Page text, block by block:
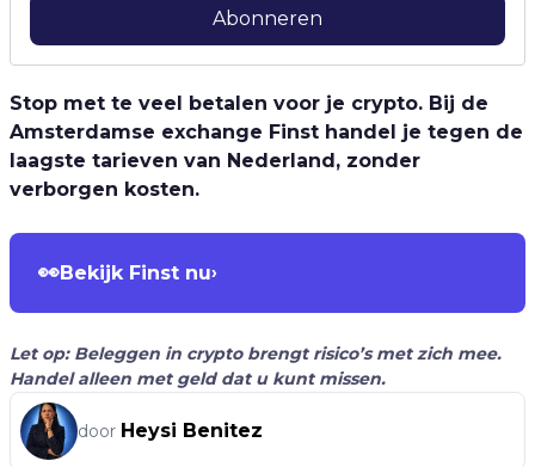
Abonneren
Stop met te veel betalen voor je crypto. Bij de
Amsterdamse exchange Finst handel je tegen de
laagste tarieven van Nederland, zonder
verborgen kosten.
👀Bekijk Finst nu›
Let op: Beleggen in crypto brengt risico’s met zich mee.
Handel alleen met geld dat u kunt missen.
door Heysi Benitez